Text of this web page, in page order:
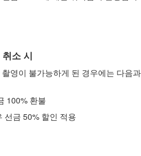
소 시
영이 불가능하게 된 경우에는 다음과
100% 환불
선금 50% 할인 적용